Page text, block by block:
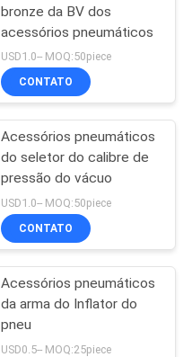
bronze da BV dos
acessórios pneumáticos
USD1.0-- MOQ:50piece
CONTATO
Acessórios pneumáticos
do seletor do calibre de
pressão do vácuo
USD1.0-- MOQ:50piece
CONTATO
Acessórios pneumáticos
da arma do Inflator do
pneu
USD0.5-- MOQ:25piece